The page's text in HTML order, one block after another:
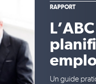
RAPPORT
Un guide